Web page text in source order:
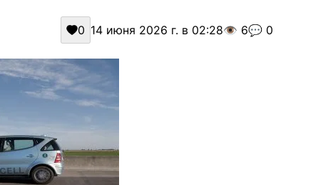
0 14 июня 2026 г. в 02:28👁️ 6💬 0